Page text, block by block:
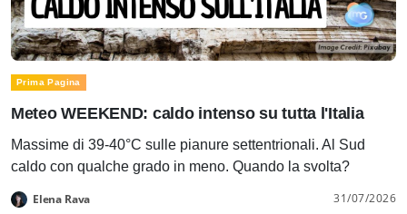
Prima Pagina
Meteo WEEKEND: caldo intenso su tutta l'Italia
Massime di 39-40°C sulle pianure settentrionali. Al Sud
caldo con qualche grado in meno. Quando la svolta?
Elena Rava 31/07/2026